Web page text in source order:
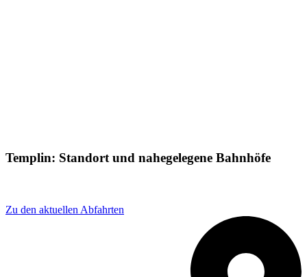
Templin: Standort und nahegelegene Bahnhöfe
Zu den aktuellen Abfahrten